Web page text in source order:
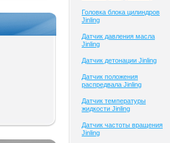
Головка блока цилиндров
Jinling
Датчик давления масла
Jinling
Датчик детонации Jinling
Датчик положения
распредвала Jinling
Датчик температуры
жидкости Jinling
Датчик частоты вращения
Jinling